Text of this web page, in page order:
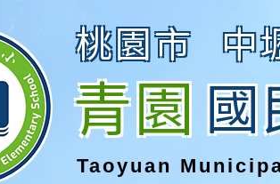
桃園市 中
青園國
Taoyuan